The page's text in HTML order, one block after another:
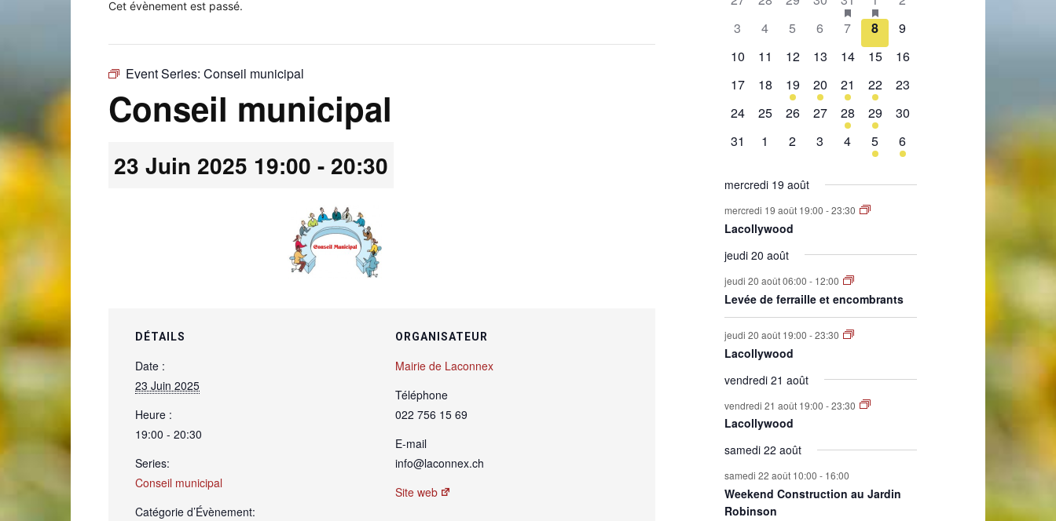
Laconnex
Cet évènement est passé.
Event Series: Conseil municipal
Conseil municipal
23 Juin 2025 19:00 -20:30
DÉTAILS
Date :
23 Juin 2025
Heure :
19:00 - 20:30
Series:
Conseil municipal
Catégorie d’Évènement:
ORGANISATEUR
Mairie de Laconnex
Téléphone
022 756 15 69
E-mail
info@laconnex.ch
Site web
de
Évènements
évènement,évènement,
évènement,évènements,
0
3
0
4
0
5
0
évènement,
6
0
évènement,
7
0
évènement,
8
0
9
0
10
0
11
0
12
0
13
0
14
0
15
0
16
0
évènement,
17
0
évènement,
18
1
évènement,
19
2
évènements,
20
1
évènement,
21
2
évènements,
22
0
23
0
24
0
25
0
évènement,
26
0
évènement,
27
1
évènement,
28
1
évènement,
29
0
30
0
31
0
1
0
2
0
évènement,
3
0
évènement,
4
1
évènement,
5
1
évènement,
6
mercredi 19 août
mercredi 19 août 19:00 -23:30
Lacollywood
jeudi 20 août
jeudi 20 août 06:00 - 12:00
Levée de ferraille et encombrants
jeudi 20 août 19:00 -23:30
Lacollywood
vendredi 21 août
vendredi 21 août 19:00 -23:30
Lacollywood
samedi 22 août
samedi 22 août 10:00 - 16:00
Weekend Construction au Jardin
Robinson